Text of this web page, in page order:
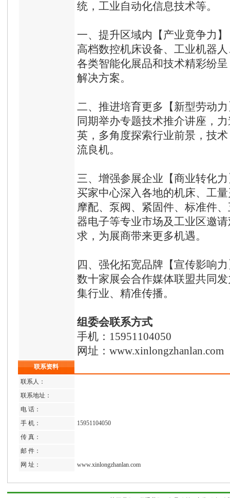
统，工业自动化信息技术等。
一、 提升区域内【产业竟争力】
高档数控机床设备、工业机器
各类智能化展品和技术精彩纷
解决方案。
二、 推进培育更多【新型劳动力
同期举办专题技术推介讲座，
英，多角度探索行业前景，技
流良机。
三、 增强参展企业【商业转化力
买家中心深入各地的机床、工
摩配、泵阀、紧固件、标准件
器电子等专业市场及工业区邀
求，为展商带来更多机遇。
四、 强化拓宽品牌【宣传影响力
数十家展会合作媒体联盟共同
集行业、精准传播。
组委会联系方式
手机：15951104050
网址：www.xinlongzhanlan.com
联系资料
联系人：
联系地址：
电 话：
手 机：
15951104050
传 真：
邮 件：
网 址：
www.xinlongzhanlan.com